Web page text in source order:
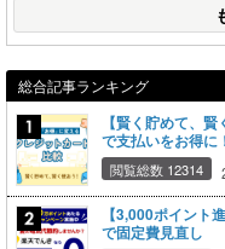
総合記事ランキング
【賢く貯めて、
で支払いをお得に
閲覧総数 12314
【3,000ポイント
で固定費見直し